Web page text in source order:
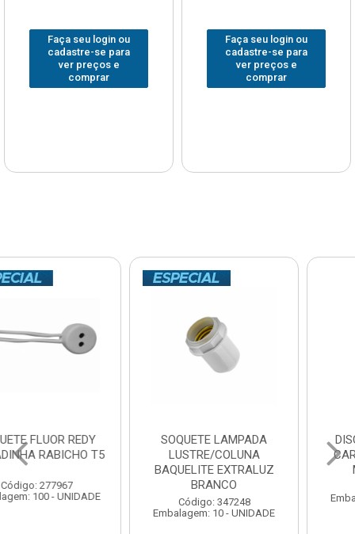
Faça seu login ou
cadastre-se para
ver preços e
comprar
Faça seu login ou
cadastre-se para
ver preços e
comprar
SOQUETE LAMPADA
LUSTRE/COLUNA
BRANCO
Código: 347248
DISCO LIXA DIS-FLEX
CARBONO GRANITO E
MADEIRA 7” 60
Código: 123200
Embalagem: 10 - UNIDADE